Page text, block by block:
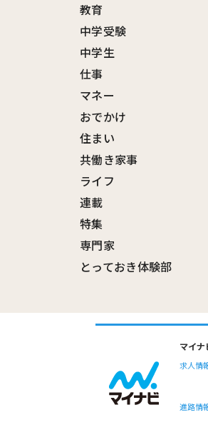
教育
中学受験
中学生
仕事
マネー
おでかけ
住まい
共働き家事
ライフ
連載
特集
専門家
とっておき体験部
マイナ
求人情
進路情